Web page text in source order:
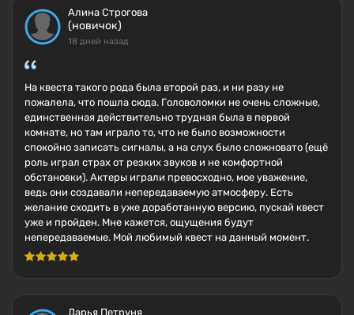
Алина Строгова
(новичок)
18 дней назад
На квеста такого рода была второй раз, и ни разу не
пожалела, что пошла сюда. Головоломки не очень сложные,
единственная действительно трудная была в первой
комнате, но там играло то, что не было возможности
спокойно записать сигналы, а на слух было сложновато (ещё
роль играл страх от резких звуков и не комфортной
обстановки). Актеры играли превосходно, мое уважение,
ведь они создавали непередаваемую атмосферу. Есть
желание сходить в уже доработанную версию, пускай квест
уже и пройден. Мне кажется, ощущения будут
непередаваемые. Мой любимый квест на данный момент.
Дарья Петруня